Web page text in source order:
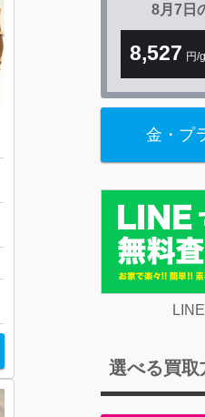
8月7日
8,527 円/g
金・プ
選べる買取